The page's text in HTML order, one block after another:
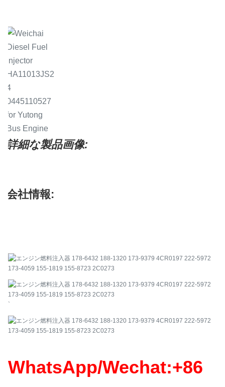
詳細な製品画像:
会社情報:
`
WhatsApp/Wechat:+86